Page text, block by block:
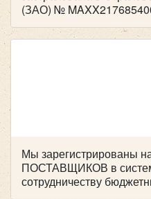
(ЗАО) №
Мы зарегистрированы
ПОСТАВЩИКОВ в
сотрудничеству
Ford